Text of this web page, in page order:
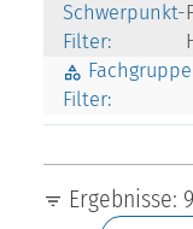
Schwerpunkt-
Filter:
Filter:
Ergebnisse: